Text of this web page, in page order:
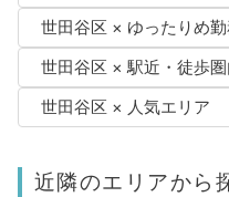
世田谷区 × ゆったりめ勤
世田谷区 × 駅近・徒歩圏
世田谷区 × 人気エリア
近隣のエリアから